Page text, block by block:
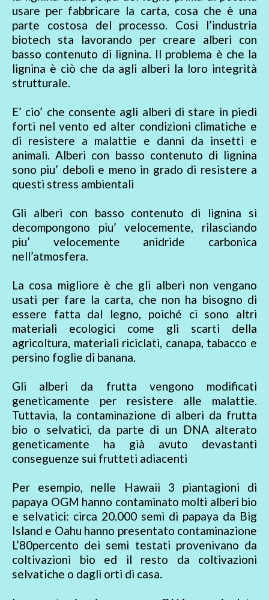
usare per fabbricare la carta, cosa che è una
parte costosa del processo. Cosi l’industria
biotech sta lavorando per creare alberi con
basso contenuto di lignina. Il problema è che la
lignina è ciò che da agli alberi la loro integrità
strutturale.
E’ cio’ che consente agli alberi di stare in piedi
forti nel vento ed alter condizioni climatiche e
di resistere a malattie e danni da insetti e
animali. Alberi con basso contenuto di lignina
sono piu’ deboli e meno in grado di resistere a
questi stress ambientali
Gli alberi con basso contenuto di lignina si
decompongono piu’ velocemente, rilasciando
piu’ velocemente anidride carbonica
nell’atmosfera.
La cosa migliore è che gli alberi non vengano
usati per fare la carta, che non ha bisogno di
essere fatta dal legno, poiché ci sono altri
materiali ecologici come gli scarti della
agricoltura, materiali riciclati, canapa, tabacco e
persino foglie di banana.
Gli alberi da frutta vengono modificati
geneticamente per resistere alle malattie.
Tuttavia, la contaminazione di alberi da frutta
bio o selvatici, da parte di un DNA alterato
geneticamente ha già avuto devastanti
conseguenze sui frutteti adiacenti
Per esempio, nelle Hawaii 3 piantagioni di
papaya OGM hanno contaminato molti alberi bio
e selvatici: circa 20.000 semi di papaya da Big
Island e Oahu hanno presentato contaminazione
L’80percento dei semi testati provenivano da
coltivazioni bio ed il resto da coltivazioni
selvatiche o dagli orti di casa.